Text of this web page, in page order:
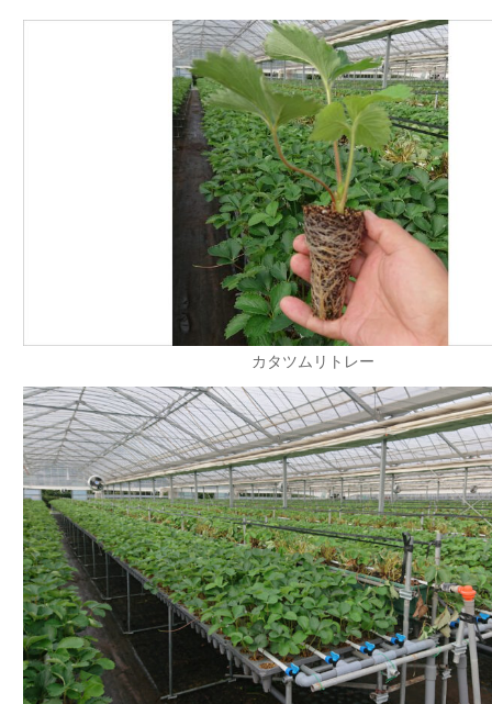
カタツムリトレー